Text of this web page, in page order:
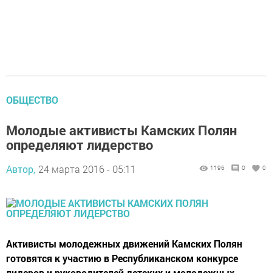
ОБЩЕСТВО
Молодые активисты Камских Полян
определяют лидерство
Автор, 24 марта 2016 - 05:11 1196 0 0
Активисты молодежных движений Камских Полян
готовятся к участию в Республиканском конкурсе